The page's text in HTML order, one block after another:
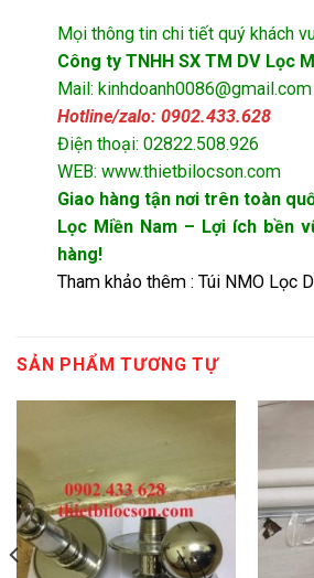
Mọi thông tin chi tiết quý khách
Công ty TNHH SX TM DV Lọc
Mail: kinhdoanh0086@gmail.com
Hotline/zalo: 0902.433.628
Điện thoại: 02822.508.926
WEB: www.thietbilocson.com
Giao hàng tận nơi trên toàn
Lọc Miền Nam – Lợi ích bền
hàng!
Tham khảo thêm :Túi NMO Lọc
SẢN PHẨM TƯƠNG TỰ